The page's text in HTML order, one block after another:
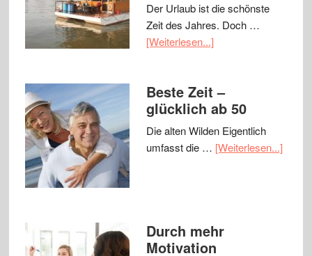
Der Urlaub ist die schönste
Zeit des Jahres. Doch …
[Weiterlesen...]
Beste Zeit –
glücklich ab 50
Die alten Wilden Eigentlich
umfasst die … [Weiterlesen...]
Durch mehr
Motivation